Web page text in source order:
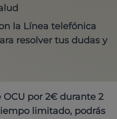
la Línea telefónica
resolver tus dudas y
OCU por 2€ durante 2
limitado, podrás